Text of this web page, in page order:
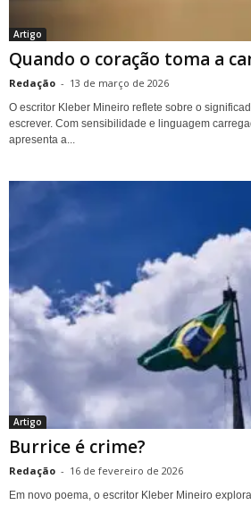
Artigo
Quando o coração toma a
Redação - 13 de março de 2026
O escritor Kleber Mineiro reflete sobre o
escrever. Com sensibilidade e linguagem
apresenta a...
Artigo
Burrice é crime?
Redação - 16 de fevereiro de 2026
Em novo poema, o escritor Kleber Mineiro